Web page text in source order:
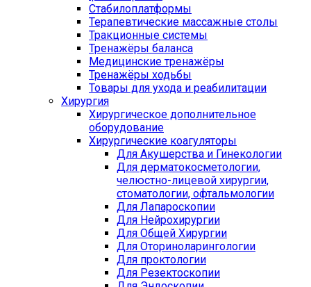
Стабилоплатформы
Терапевтические массажные столы
Тракционные системы
Тренажёры баланса
Медицинские тренажёры
Тренажёры ходьбы
Товары для ухода и реабилитации
Хирургия
Хирургическое дополнительное
оборудование
Хирургические коагуляторы
Для Акушерства и Гинекологии
Для дерматокосметологии,
челюстно-лицевой хирургии,
стоматологии, офтальмологии
Для Лапароскопии
Для Нейрохирургии
Для Общей Хирургии
Для Оториноларингологии
Для проктологии
Для Резектоскопии